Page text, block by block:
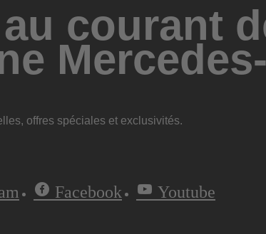
courant
offres spéciales et exclusivités.
Facebook Youtube